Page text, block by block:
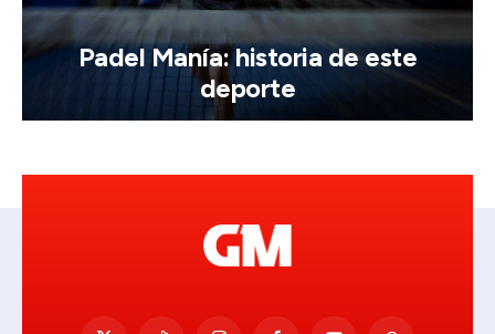
Padel Manía: historia de este
deporte